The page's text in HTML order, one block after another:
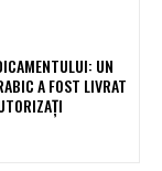
UN
A FOST LIVRAT